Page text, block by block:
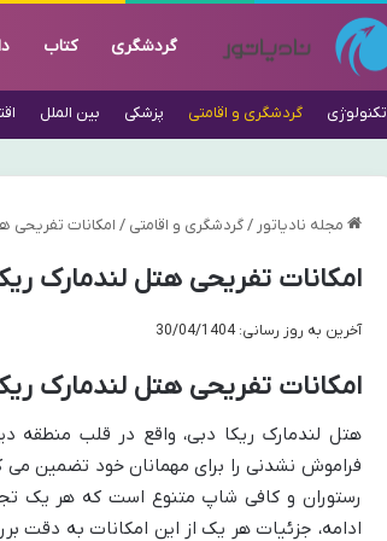
گردشگری کتاب
تکنولوژی گردشگری و اقامتی پزشکی بین الملل
مجله نادیاتور / گردشگری و اقامتی / امکانات تفریحی
امکانات تفریحی هتل لندمارک
آخرین به روز رسانی: 30/04/1404
امکانات تفریحی هتل لندمارک
هتل لندمارک ریکا دبی، واقع در قلب منطقه
فراموش نشدنی را برای مهمانان خود تضمین می
رستوران و کافی شاپ متنوع است که هر یک
ادامه، جزئیات هر یک از این امکانات به دقت